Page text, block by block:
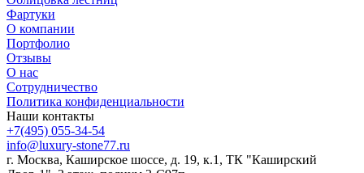
Фартуки
О компании
Портфолио
Отзывы
О нас
Сотрудничество
Политика конфиденциальности
Наши контакты
+7(495) 055-34-54
info@luxury-stone77.ru
г. Москва, Каширское шоссе, д. 19, к.1, ТК "Каширский